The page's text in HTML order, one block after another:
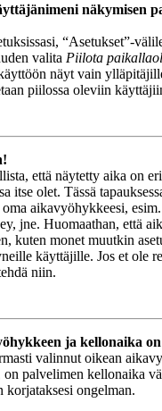
näkymisen
“Asetukset”-
valita Piilota
näyt vain
piilossa oleviin
että näytetty aika on
itse olet. Tässä
oma aikavyöhykkeesi,
jne. Huomaathan, että
kuten monet muutkin
käyttäjille. Jos et ole
niin.
ja kellonaika
valinnut oikean
palvelimen kellonaika
korjataksesi ongelman.